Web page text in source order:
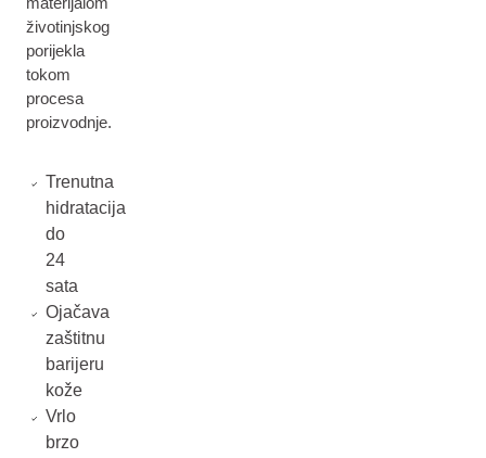
životinjskog
porijekla
tokom
procesa
proizvodnje.
Trenutna
hidratacija
do
24
sata
Ojačava
zaštitnu
barijeru
kože
Vrlo
brzo